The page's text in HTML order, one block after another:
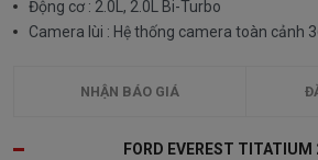
Động cơ : 2.0L, 2.0L Bi-Turbo
Camera lùi : Hệ thống camera toàn cảnh
NHẬN BÁO GIÁ
FORD EVEREST